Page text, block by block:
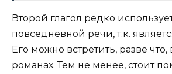
Второй глагол редко
повседневной речи, т.к.
Его можно встретить, разве
романах. Тем не менее, стоит